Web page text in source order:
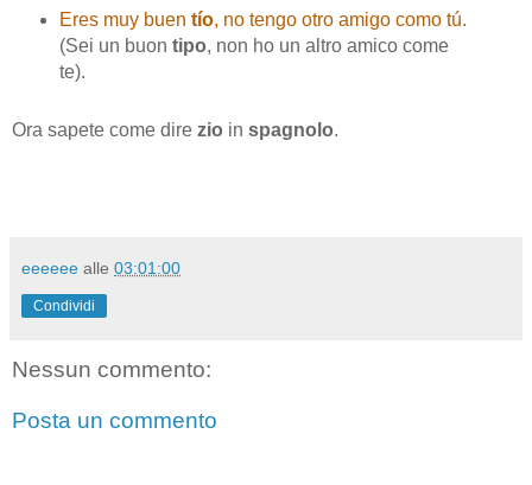
Eres muy buen tío, no tengo otro amigo como tú.
(Sei un buon tipo, non ho un altro amico come
te).
Ora sapete come dire zio in spagnolo.
eeeeee alle 03:01:00
Condividi
Nessun commento:
Posta un commento